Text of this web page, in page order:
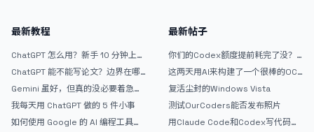
最新教程
ChatGPT 怎么用？新手 10 分钟上手
ChatGPT 能不能写论文？边界在哪
Gemini 虽好，但真的没必要着急放
弃 ChatGPT
我每天用 ChatGPT 做的 5 件小事
如何使用 Google 的 AI 编程工具
最新帖子
你们的Codex额度提前耗完了没？
戒断反应如何？
这两天用AI来构建了一个很棒的OC
论坛精华区
复活尘封的Windows Vista
测试OurCoders能否发布照片
用Claude Code和Codex写代码真